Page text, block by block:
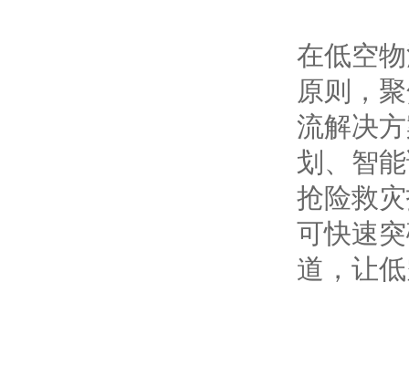
在低空
原则，
流解决
划、智
抢险救
可快速
道，让